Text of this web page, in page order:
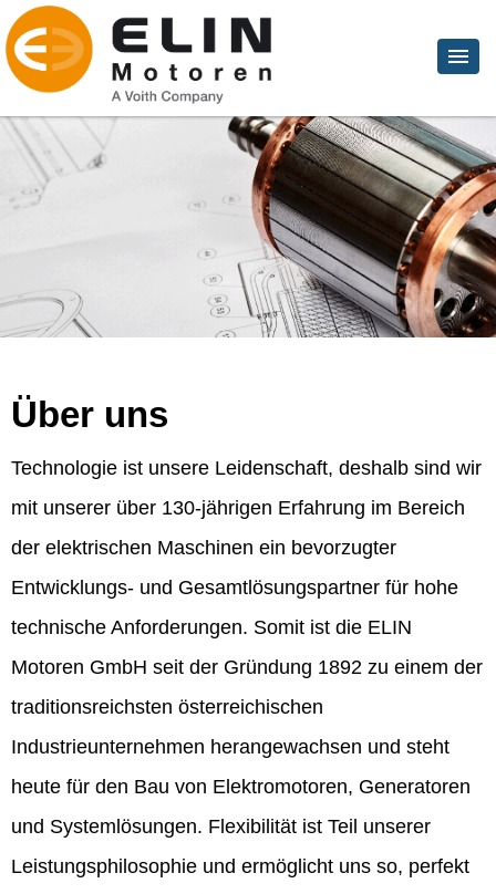
Über uns
Technologie ist unsere Leidenschaft, deshalb sind wir
mit unserer über 130-jährigen Erfahrung im Bereich
der elektrischen Maschinen ein bevorzugter
Entwicklungs- und Gesamtlösungspartner für hohe
technische Anforderungen. Somit ist die ELIN
Motoren GmbH seit der Gründung 1892 zu einem der
traditionsreichsten österreichischen
Industrieunternehmen herangewachsen und steht
heute für den Bau von Elektromotoren, Generatoren
und Systemlösungen. Flexibilität ist Teil unserer
Leistungsphilosophie und ermöglicht uns so, perfekt